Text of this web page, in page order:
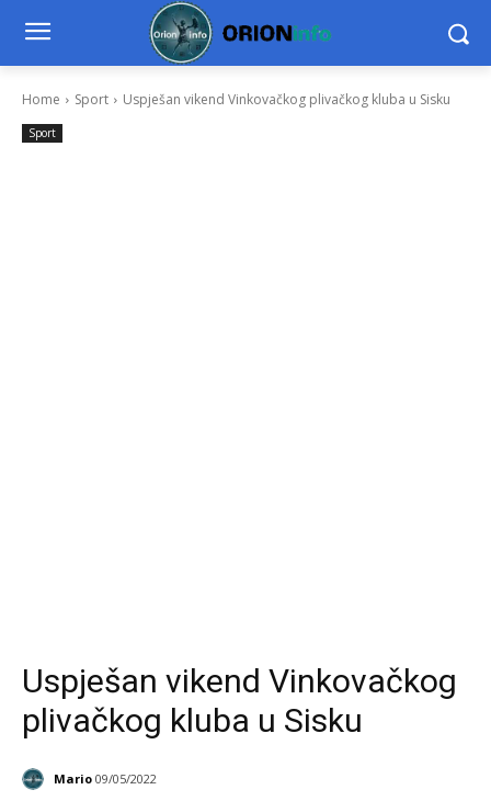
Home Sport Uspješan vikend Vinkovačkog plivačkog kluba u Sisku
Sport
Uspješan vikend Vinkovačkog
plivačkog kluba u Sisku
Mario 09/05/2022